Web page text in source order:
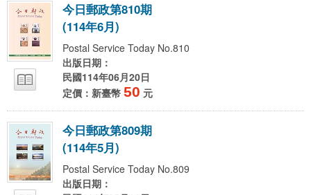
今日郵政第810期
(114年6月)
Postal Service Today No.810
出版日期：
民國114年06月20日
定價：新臺幣 50 元
今日郵政第809期
(114年5月)
Postal Service Today No.809
出版日期：